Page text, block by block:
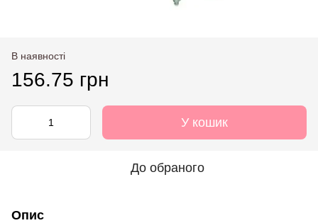
В наявності
156.75 грн
У кошик
До обраного
Опис